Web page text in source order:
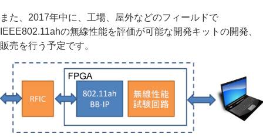
また、2017年中に、工場、屋外などのフィールドで
IEEE802.11ahの無線性能を評価が可能な開発キットの開発、
販売を行う予定です。